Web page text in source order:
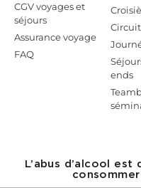
CGV voyages et
séjours
Assurance voyage
FAQ
ends
L’abus d’alcool